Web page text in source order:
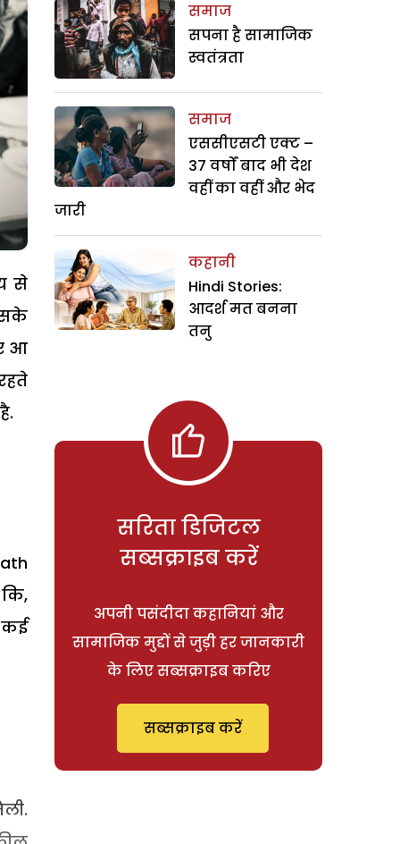
से
आ
कई
समाज
सपना है सामाजिक
स्वतंत्रता
समाज
एससीएसटी एक्ट –
37 वर्षों बाद भी देश
वहीं का वहीं और भेद
जारी
कहानी
Hindi Stories:
आदर्श मत बनना
तनु
सरिता डिजिटल
सब्सक्राइब करें
अपनी पसंदीदा कहानियां और
सामाजिक मुद्दों से जुड़ी हर जानकारी
के लिए सब्सक्राइब करिए
सब्सक्राइब करें